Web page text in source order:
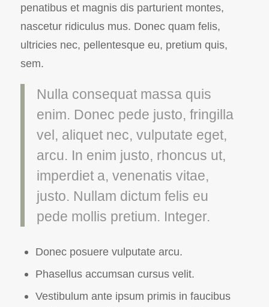
penatibus et magnis dis parturient montes,
nascetur ridiculus mus. Donec quam felis,
ultricies nec, pellentesque eu, pretium quis,
sem.
Nulla consequat massa quis
enim. Donec pede justo, fringilla
vel, aliquet nec, vulputate eget,
arcu. In enim justo, rhoncus ut,
imperdiet a, venenatis vitae,
justo. Nullam dictum felis eu
pede mollis pretium. Integer.
Donec posuere vulputate arcu.
Phasellus accumsan cursus velit.
Vestibulum ante ipsum primis in faucibus